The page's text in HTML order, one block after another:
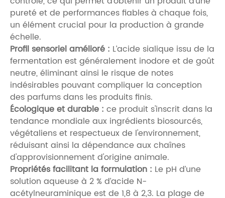
pureté et de performances fiables à chaque fois,
un élément crucial pour la production à grande
échelle.
Profil sensoriel amélioré : L’acide sialique issu de la
fermentation est généralement inodore et de goût
neutre, éliminant ainsi le risque de notes
indésirables pouvant compliquer la conception
des parfums dans les produits finis.
Écologique et durable : ce produit s'inscrit dans la
tendance mondiale aux ingrédients biosourcés,
végétaliens et respectueux de l'environnement,
réduisant ainsi la dépendance aux chaînes
d'approvisionnement d'origine animale.
Propriétés facilitant la formulation : Le pH d’une
solution aqueuse à 2 % d’acide N-
acétylneuraminique est de 1,8 à 2,3. La plage de